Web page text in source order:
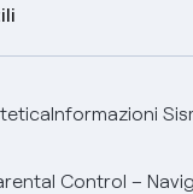
Informazioni
Control –